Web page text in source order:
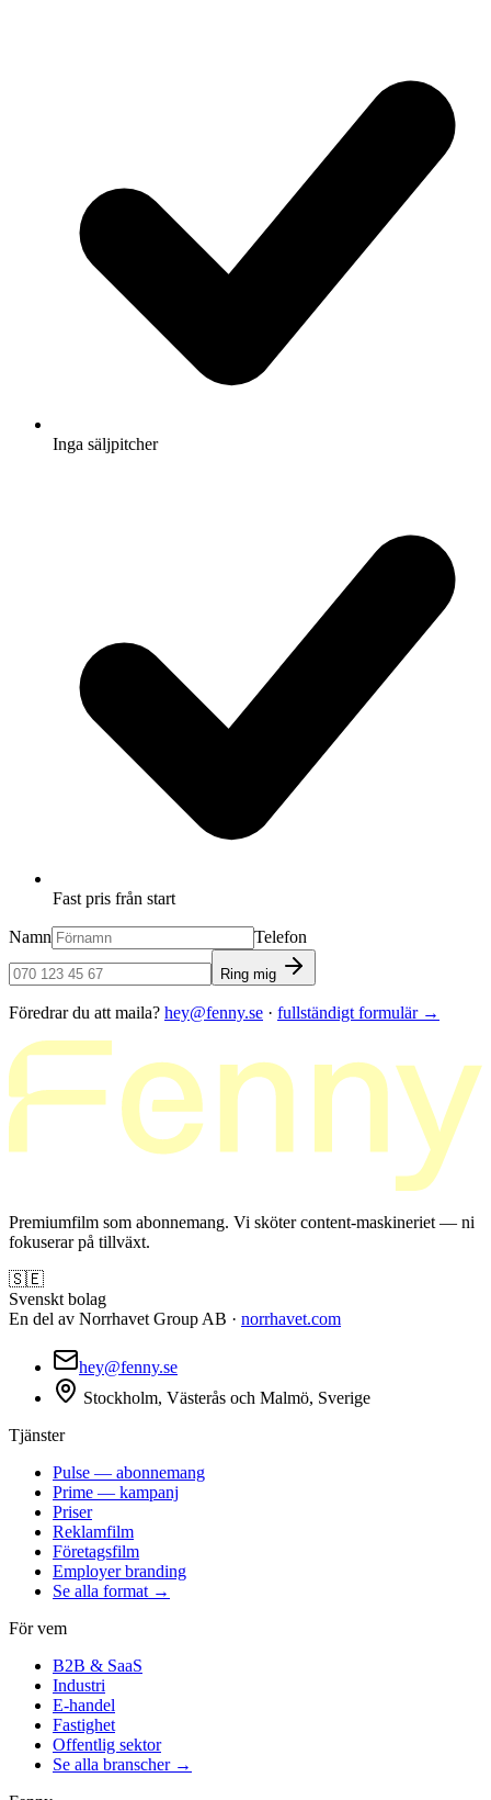
Inga säljpitcher
Fast pris från start
Namn Telefon
Ring mig
Föredrar du att maila? hey@fenny.se · fullständigt formulär→
Premiumfilm som abonnemang. Vi sköter content-maskineriet — ni
fokuserar på tillväxt.
🇸🇪
Svenskt bolag
En del av Norrhavet Group AB · norrhavet.com
hey@fenny.se
Stockholm, Västerås och Malmö, Sverige
Tjänster
Pulse — abonnemang
Prime — kampanj
Priser
Reklamfilm
Företagsfilm
Employer branding
Se alla format →
För vem
B2B & SaaS
Industri
E-handel
Fastighet
Offentlig sektor
Se alla branscher →